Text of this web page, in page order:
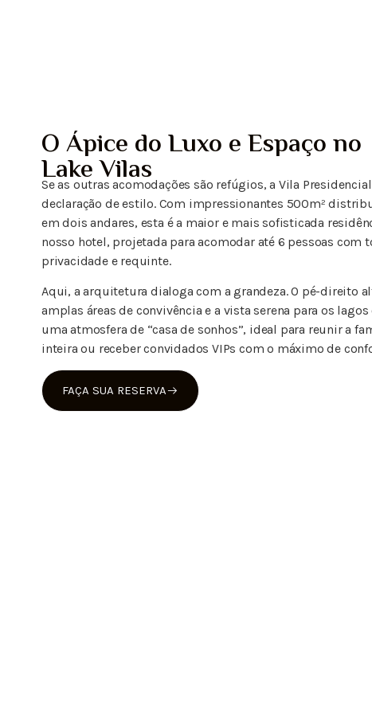
O Ápice do Luxo e Espaço no
Lake Vilas
Se as outras acomodações são refúgios, a Vila
declaração de estilo. Com impressionantes 500m²
em dois andares, esta é a maior e mais sofisticada
nosso hotel, projetada para acomodar até 6 pessoas com
privacidade e requinte.
Aqui, a arquitetura dialoga com a grandeza. O pé-direito
amplas áreas de convivência e a vista serena para os
uma atmosfera de “casa de sonhos”, ideal para reunir a
inteira ou receber convidados VIPs com o máximo de
FAÇA SUA RESERVA